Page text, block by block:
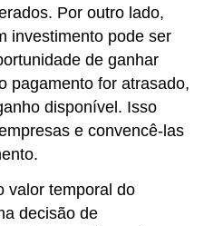
Por outro lado,
investimento pode ser
de ganhar
pagamento for atrasado,
disponível. Isso
e convencê-las
valor temporal do
decisão de